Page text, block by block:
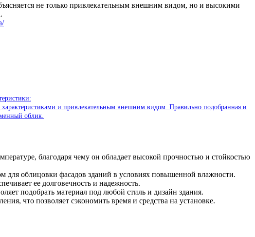
не только привлекательным внешним видом, но и высокими
и привлекательным внешним видом. Правильно подобранная и
облик.
благодаря чему он обладает высокой прочностью и стойкостью
для облицовки фасадов зданий в условиях повышенной влажности.
ее долговечность и надежность.
подобрать материал под любой стиль и дизайн здания.
что позволяет сэкономить время и средства на установке.